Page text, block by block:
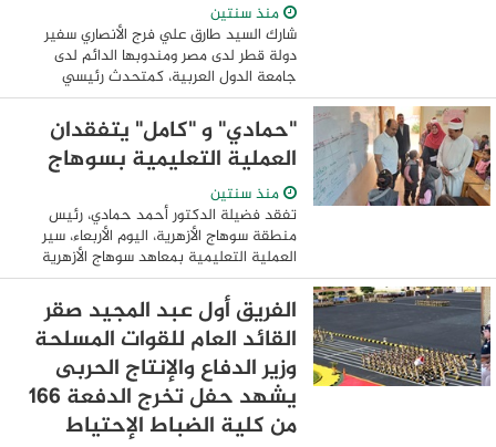
منذ سنتين
شارك السيد طارق علي فرج الأنصاري سفير
دولة قطر لدى مصر ومندوبها الدائم لدى
جامعة الدول العربية، كمتحدث رئيسي
وضيف شرف في حفل تخريج دفعة جديدة
من الأكاديمية العربية للعلوم والتكنولوجيا
والنقل ...
"حمادي" و "كامل" يتفقدان
العملية التعليمية بسوهاج
منذ سنتين
تفقد فضيلة الدكتور أحمد حمادي، رئيس
منطقة سوهاج الأزهرية، اليوم الأربعاء، سير
العملية التعليمية بمعاهد سوهاج الأزهرية
يرافقه الدكتور محمد كامل، مدير عام مكتب
رئيس قطاع المعاهد الأزهرية حيث قاما ...
الفريق أول عبد المجيد صقر
القائد العام للقوات المسلحة
وزير الدفاع والإنتاج الحربى
يشهد حفل تخرج الدفعة 166
من كلية الضباط الإحتياط